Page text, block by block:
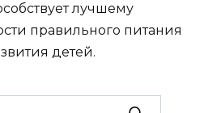
лучшему
правильного питания
детей.